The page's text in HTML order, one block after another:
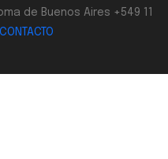
de Buenos Aires +549 11